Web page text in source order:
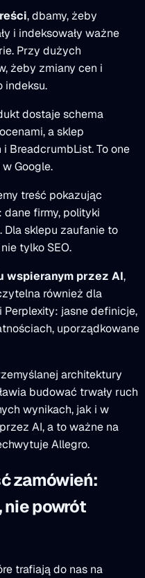
, dbamy, żeby
i indeksowały ważne
Przy dużych
żeby zmiany cen i
indeksu.
dostaje schema
a sklep
BreadcrumbList. To one
Google.
treść pokazując
firmy, polityki
Dla sklepu zaufanie to
tylko SEO.
wspieranym przez AI,
również dla
Perplexity: jasne definicje,
uporządkowane
architektury
budować trwały ruch
wynikach, jak i w
AI, a to ważne na
Allegro.
zamówień:
powrót
trafiają do nas na